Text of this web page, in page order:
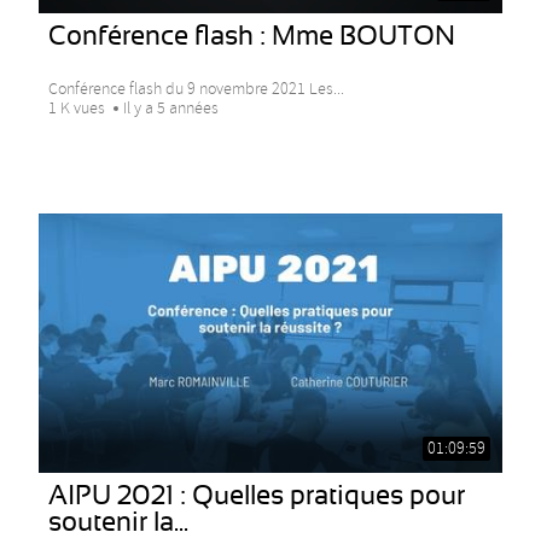
Conférence flash : Mme BOUTON
Conférence flash du 9 novembre 2021 Les...
1 K vues
Il y a 5 années
01:09:59
AIPU 2021 : Quelles pratiques pour
soutenir la...